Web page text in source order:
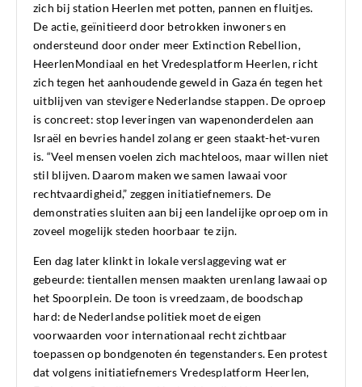
zich bij station Heerlen met potten, pannen en fluitjes.
De actie, geïnitieerd door betrokken inwoners en
ondersteund door onder meer Extinction Rebellion,
HeerlenMondiaal en het Vredesplatform Heerlen, richt
zich tegen het aanhoudende geweld in Gaza én tegen het
uitblijven van stevigere Nederlandse stappen. De oproep
is concreet: stop leveringen van wapenonderdelen aan
Israël en bevries handel zolang er geen staakt-het-vuren
is. “Veel mensen voelen zich machteloos, maar willen niet
stil blijven. Daarom maken we samen lawaai voor
rechtvaardigheid,” zeggen initiatiefnemers. De
demonstraties sluiten aan bij een landelijke oproep om in
zoveel mogelijk steden hoorbaar te zijn.
Een dag later klinkt in lokale verslaggeving wat er
gebeurde: tientallen mensen maakten urenlang lawaai op
het Spoorplein. De toon is vreedzaam, de boodschap
hard: de Nederlandse politiek moet de eigen
voorwaarden voor internationaal recht zichtbaar
toepassen op bondgenoten én tegenstanders. Een protest
dat volgens initiatiefnemers Vredesplatform Heerlen,